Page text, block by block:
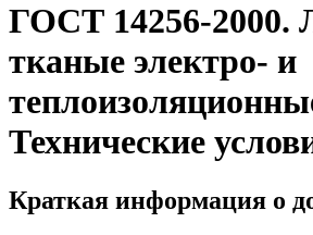
ГОСТ 14256-2000.
тканые электро- и
Технические
Краткая информация о